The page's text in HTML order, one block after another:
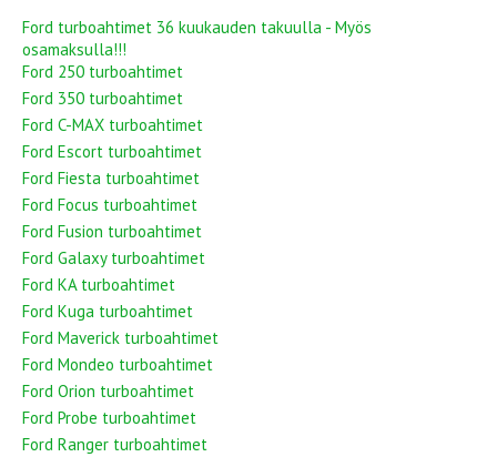
Ford turboahtimet 36 kuukauden takuulla - Myös
osamaksulla!!!
Ford 250 turboahtimet
Ford 350 turboahtimet
Ford C-MAX turboahtimet
Ford Escort turboahtimet
Ford Fiesta turboahtimet
Ford Focus turboahtimet
Ford Fusion turboahtimet
Ford Galaxy turboahtimet
Ford KA turboahtimet
Ford Kuga turboahtimet
Ford Maverick turboahtimet
Ford Mondeo turboahtimet
Ford Orion turboahtimet
Ford Probe turboahtimet
Ford Ranger turboahtimet